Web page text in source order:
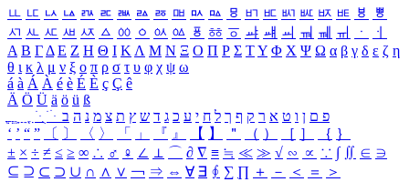
ㅥ ㅦ ㅧ ㅨ ㅩ ㅪ ㅫ ㅬ ㅭ ㅮ ㅯ ㅰ ㅱ ㅲ ㅳ ㅴ ㅵ ㅶ ㅷ ㅸ
ㅹ
ㅺ ㅻ ㅼ ㅽ ㅾ ㅿ ㆀ ㆁ ㆂ ㆃ ㆄ ㆅ ㆆ ㆇ ㆈ ㆉ ㆊ ㆋ ㆌ ㆍ
ㆎ
Α Β ΓΔ Ε Ζ Η Θ Ι ΚΛ Μ Ν Ξ Ο Π Ρ Σ ΤΥ Φ Χ Ψ Ω α β γ δ ε ζ η
θ ι κ λ μ ν ξ ο π ρ σ τ υ φ χ ψ ω
á à Á À é è É È ç Ç ê
Ä Ö Ü ä ö ü ß
ִֶֹ ֻּ ׁׂ פ ם ן ו ט א ר ק ף ך ל ח י ע כ ג ד ש ץ ת צ מ נ ה ב
‘ ’ “ ” 〔 〕 〈 〉 「 」 『 』 【 】 ＂ （ ） ［ ］ ｛ ｝
± × ÷ ≠ ≤ ≥ ∞ ∴ ♂ ♀ ∠ ⊥ ⌒ ∂ ∇ ≡ ≒ ≪ ≫ √ ∽ ∝ ∵ ∫ ∬ ∈ ∋
⊆ ⊇ ⊂ ⊃ ∪ ∩ ∧ ∨ ￢ ⇒ ⇔ ∀ ∃ ∮ ∑ ∏ ＋ － ＜ ＝
＞